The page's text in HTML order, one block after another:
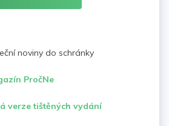
noviny do schránky
PročNe
verze tištěných vydání